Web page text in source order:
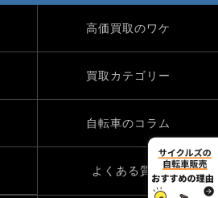
高価買取のワケ
買取カテゴリー
自転車のコラム
よくある質問